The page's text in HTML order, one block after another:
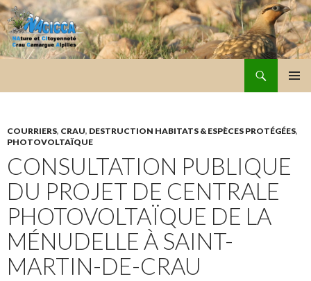
COURRIERS, CRAU, DESTRUCTION HABITATS & ESPÈCES PROTÉGÉES,
PHOTOVOLTAÏQUE
CONSULTATION PUBLIQUE
DU PROJET DE CENTRALE
PHOTOVOLTAÏQUE DE LA
MÉNUDELLE À SAINT-
MARTIN-DE-CRAU